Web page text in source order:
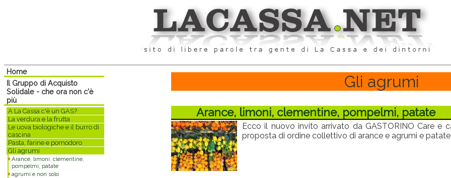
Home
Il Gruppo di Acquisto
Solidale - che ora non c'è
più
A La Cassa c'è un GAS?
La verdura e la frutta
Le uova biologiche e il burro di
cascina
Pasta, farine e pomodoro
Gli agrumi
Arance, limoni, clementine,
pompelmi, patate
agrumi e non solo
Gli agrumi
Arance, limoni, clementine, pompelmi, patate
Ecco il nuovo invito arrivato da GASTORINO Care e
proposta di ordine collettivo di arance e agrumi e patate